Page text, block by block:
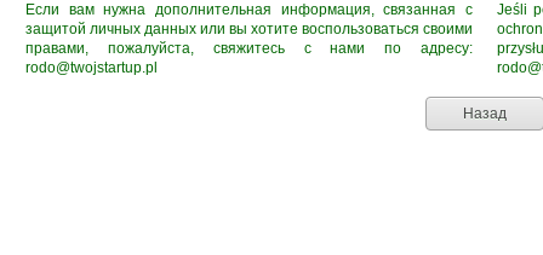
Если вам нужна дополнительная информация, связанная с
защитой личных данных или вы хотите воспользоваться своими
правами, пожалуйста, свяжитесь с нами по адресу:
rodo@twojstartup.pl
Jeśli
Назад